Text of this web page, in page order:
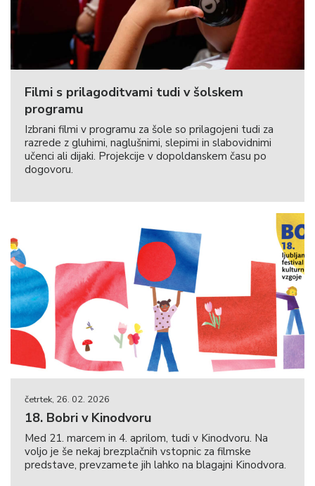
Filmi s prilagoditvami tudi v šolskem
programu
Izbrani filmi v programu za šole so prilagojeni tudi za
razrede z gluhimi, naglušnimi, slepimi in slabovidnimi
učenci ali dijaki. Projekcije v dopoldanskem času po
dogovoru.
četrtek, 26. 02. 2026
18. Bobri v Kinodvoru
Med 21. marcem in 4. aprilom, tudi v Kinodvoru. Na
voljo je še nekaj brezplačnih vstopnic za filmske
predstave, prevzamete jih lahko na blagajni Kinodvora.